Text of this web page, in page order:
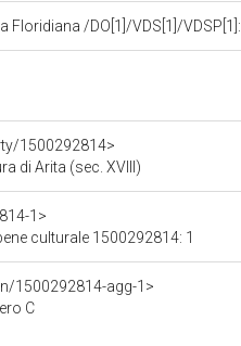
Floridiana /DO[1]/VDS[1]/
1500292814>
di Arita (sec. XVIII)
1>
culturale 1500292814: 1
1500292814-agg-1>
C